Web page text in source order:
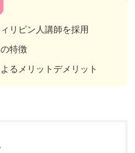
リピン人講師を採用
特徴
るメリットデメリット